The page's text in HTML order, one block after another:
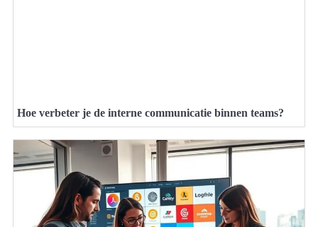
Hoe verbeter je de interne communicatie binnen teams?